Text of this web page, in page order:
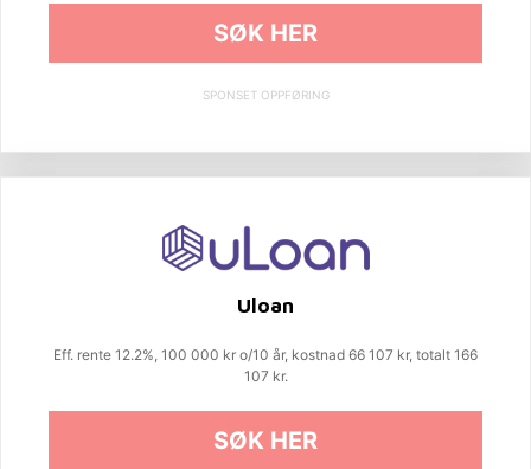
SØK HER
SPONSET OPPFØRING
Uloan
Eff. rente 12.2%, 100 000 kr o/10 år, kostnad 66 107 kr, totalt 166
107 kr.
SØK HER